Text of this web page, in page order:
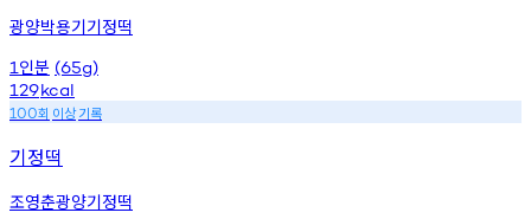
광양박용기기정떡
1 인분 (65g)
129kcal
100회 이상기록
기정떡
조영춘광양기정떡